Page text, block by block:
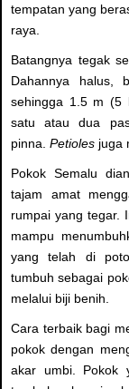
tempatan yang
raya.
Batangnya tegak
Dahannya halus,
sehingga 1.5 m (5
satu atau dua
pinna. Petioles juga
Pokok Semalu
tajam amat
rumpai yang tegar.
mampu
yang telah di
tumbuh sebagai
melalui biji benih.
Cara terbaik bagi
pokok dengan
akar umbi. Pokok